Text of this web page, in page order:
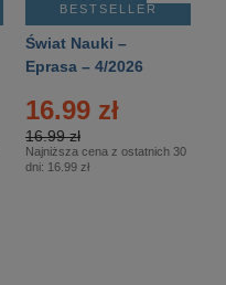
BESTSELLER
Świat Nauki –
Eprasa – 4/2026
16.99 zł
16.99 zł
Najniższa cena z ostatnich 30
dni: 16.99 zł